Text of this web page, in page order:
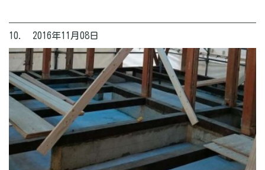
10. 2016年11月08日